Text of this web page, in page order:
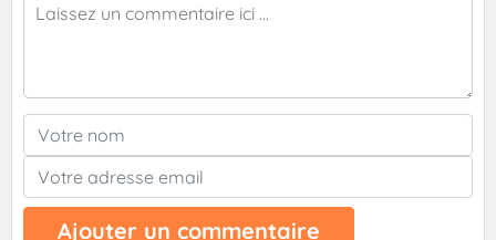
Ajouter un commentaire